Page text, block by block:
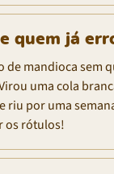
quem já
de mandioca sem
uma cola
riu por uma
os rótulos!